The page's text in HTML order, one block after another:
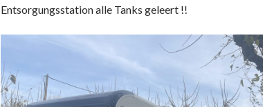
Entsorgungsstation alle Tanks geleert !!